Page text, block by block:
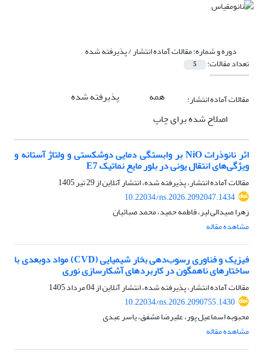
دوره و شماره:مقالات آماده انتشار / پذیرفته شده
تعداد مقالات: 5
مقالات آماده انتشار: همه
پذیرفته شده
اصلاح شده برای چاپ
اثر نانوذرات NiO بر وابستگی دمایی دوشکستی و ولتاژ آستانه و
ویژگی‌های انتقال یونی در بلور مایع نماتیک E7
مقالات آماده انتشار، پذیرفته شده، انتشار آنلاین از29 تیر 1405
10.22034/ns.2026.2092047.1434
زهرا صیدالی لیر، فاطمه حمید، محمد صبائیان
مشاهده مقاله
فیزیک و فناوری رسوب‌دهی بخار شیمیایی (CVD) مواد دوبعدی با
ساختارهای ناهمگون در کاربردهای آشکارسازی نوری
مقالات آماده انتشار، پذیرفته شده، انتشار آنلاین از04 مرداد 1405
10.22034/ns.2026.2090755.1430
محبوبه اسماعیل پور، علیرضا مشفق، یاسر عبدی
مشاهده مقاله